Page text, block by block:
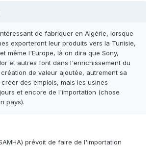
de fabriquer en Algérie, lorsque
exporteront leur produits vers la Tunisie,
même l'Europe, là on dira que Sony,
et autres font dans l'enrichissement du
de valeur ajoutée, autrement sa
des emplois, mais les usines
et encore de l'importation (chose
pays).
prévoit de faire de l'importation